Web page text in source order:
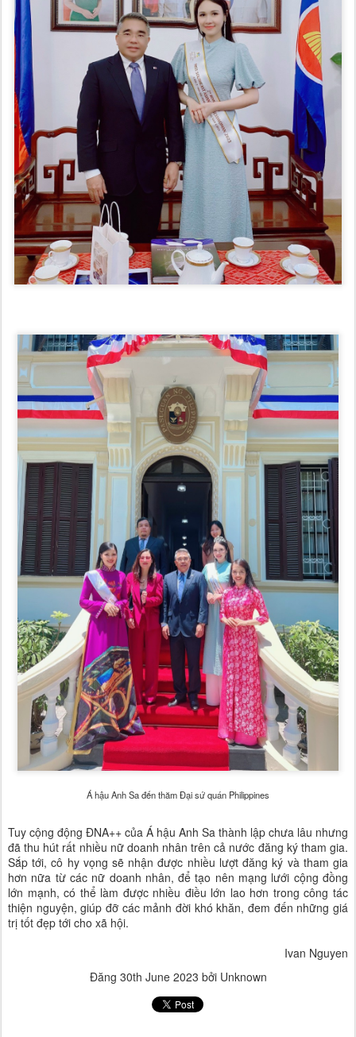
Á hậu Anh Sa đến thăm Đại sứ quán Philippines
Tuy cộng động ĐNA++ của Á hậu Anh Sa thành lập chưa lâu nhưng
đã thu hút rất nhiều nữ doanh nhân trên cả nước đăng ký tham gia.
Sắp tới, cô hy vọng sẽ nhận được nhiều lượt đăng ký và tham gia
hơn nữa từ các nữ doanh nhân, để tạo nên mạng lưới cộng đồng
lớn mạnh, có thể làm được nhiều điều lớn lao hơn trong công tác
thiện nguyện, giúp đỡ các mảnh đời khó khăn, đem đến những giá
trị tốt đẹp tới cho xã hội.
Ivan Nguyen
Đăng 30th June 2023 bởi Unknown